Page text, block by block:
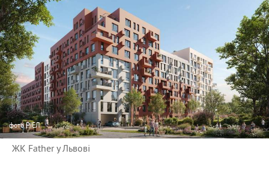
фотоРІЕЛ
ЖК Father у Львові